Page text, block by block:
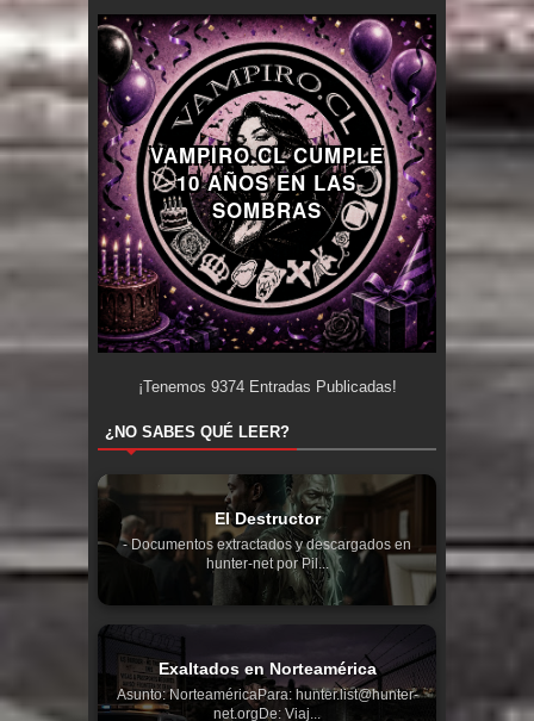
VAMPIRO.CL CUMPLE
10 AÑOS EN LAS
SOMBRAS
¡Tenemos 9374Entradas Publicadas!
¿NO SABES QUÉ LEER?
El Destructor
- Documentos extractados y descargados en
hunter-net por Pil...
Exaltados en Norteamérica
Asunto: NorteaméricaPara: hunter.list@hunter-
net.orgDe: Viaj...